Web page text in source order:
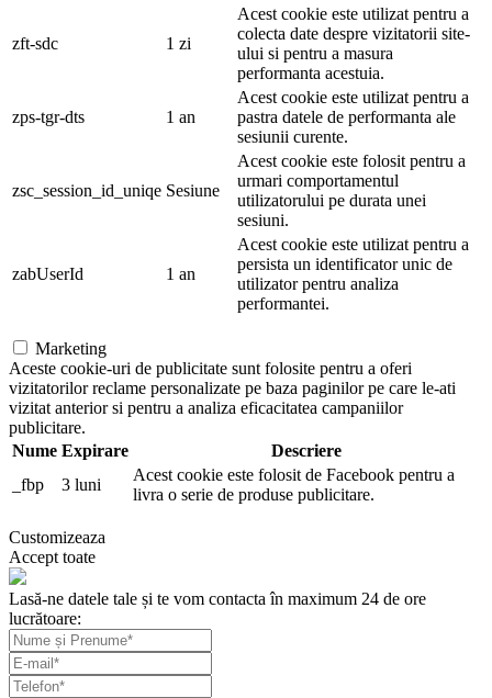
zft-sdc 1 zi
Acest cookie este utilizat pentru a
colecta date despre vizitatorii site-
ului si pentru a masura
performanta acestuia.
zps-tgr-dts 1 an
Acest cookie este utilizat pentru a
pastra datele de performanta ale
sesiunii curente.
zsc_session_id_uniqe Sesiune
Acest cookie este folosit pentru a
urmari comportamentul
utilizatorului pe durata unei
sesiuni.
zabUserId 1 an
Acest cookie este utilizat pentru a
persista un identificator unic de
utilizator pentru analiza
performantei.
Marketing
Aceste cookie-uri de publicitate sunt folosite pentru a oferi
vizitatorilor reclame personalizate pe baza paginilor pe care le-ati
vizitat anterior si pentru a analiza eficacitatea campaniilor
publicitare.
Nume Expirare
Descriere
_fbp
3 luni
Acest cookie este folosit de Facebook pentru a
livra o serie de produse publicitare.
Customizeaza
Accept toate
Lasă-ne datele tale și te vom contacta în maximum 24 de ore
lucrătoare: